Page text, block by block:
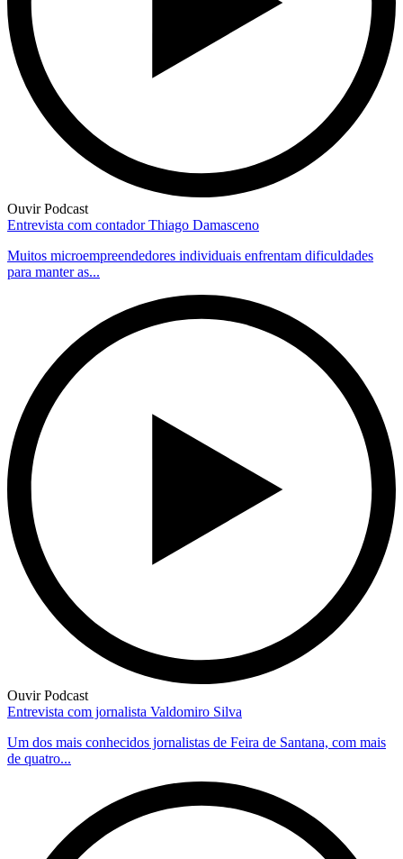
Ouvir Podcast
Entrevista com contador Thiago Damasceno
Muitos microempreendedores individuais enfrentam dificuldades
para manter as...
Ouvir Podcast
Entrevista com jornalista Valdomiro Silva
Um dos mais conhecidos jornalistas de Feira de Santana, com mais
de quatro...